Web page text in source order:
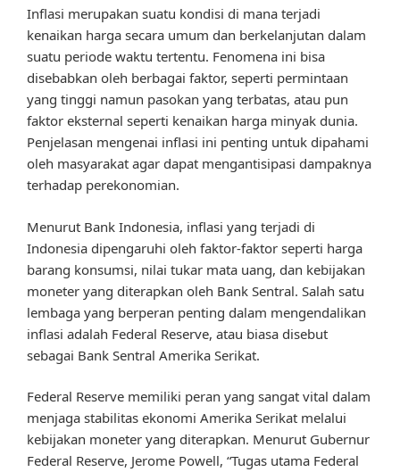
Inflasi merupakan suatu kondisi di mana terjadi
kenaikan harga secara umum dan berkelanjutan dalam
suatu periode waktu tertentu. Fenomena ini bisa
disebabkan oleh berbagai faktor, seperti permintaan
yang tinggi namun pasokan yang terbatas, atau pun
faktor eksternal seperti kenaikan harga minyak dunia.
Penjelasan mengenai inflasi ini penting untuk dipahami
oleh masyarakat agar dapat mengantisipasi dampaknya
terhadap perekonomian.
Menurut Bank Indonesia, inflasi yang terjadi di
Indonesia dipengaruhi oleh faktor-faktor seperti harga
barang konsumsi, nilai tukar mata uang, dan kebijakan
moneter yang diterapkan oleh Bank Sentral. Salah satu
lembaga yang berperan penting dalam mengendalikan
inflasi adalah Federal Reserve, atau biasa disebut
sebagai Bank Sentral Amerika Serikat.
Federal Reserve memiliki peran yang sangat vital dalam
menjaga stabilitas ekonomi Amerika Serikat melalui
kebijakan moneter yang diterapkan. Menurut Gubernur
Federal Reserve, Jerome Powell, “Tugas utama Federal